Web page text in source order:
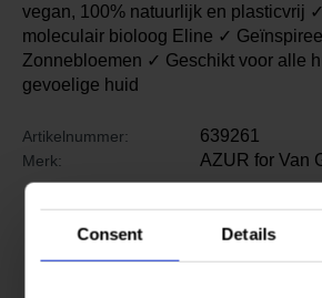
Consent Details
vegan, 100% natuurlijk en plasticvrij
moleculair bioloog Eline ✓
Zonnebloemen ✓ Geschikt voor alle
gevoelige huid
Artikelnummer: 639261
Merk: AZUR for Van